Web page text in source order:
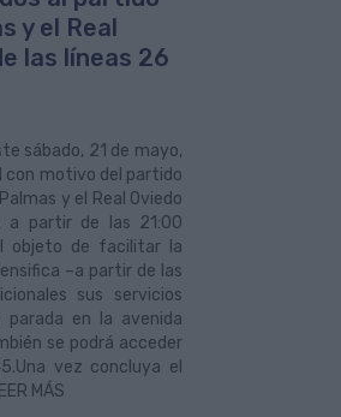
y el Real
las líneas 26
sábado, 21 de mayo,
con motivo del partido
y el Real Oviedo
a partir de las 21:00
objeto de facilitar la
–a partir de las
sus servicios
en la avenida
se podrá acceder
vez concluya el
MÁS